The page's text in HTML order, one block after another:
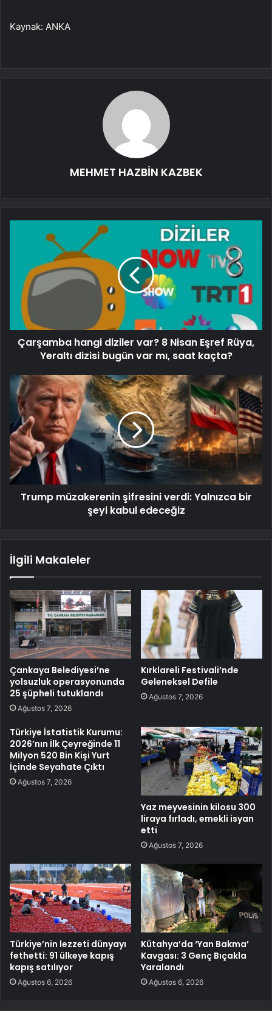
Kaynak: ANKA
MEHMET HAZBİN KAZBEK
Çarşamba hangi diziler var? 8 Nisan Eşref Rüya,
Yeraltı dizisi bugün var mı, saat kaçta?
Trump müzakerenin şifresini verdi: Yalnızca bir
şeyi kabul edeceğiz
İlgili Makaleler
Çankaya Belediyesi’ne
yolsuzluk operasyonunda
25 şüpheli tutuklandı
Ağustos 7, 2026
Kırklareli Festivali’nde
Geleneksel Defile
Ağustos 7, 2026
Türkiye İstatistik Kurumu:
2026’nın İlk Çeyreğinde 11
Milyon 520 Bin Kişi Yurt
İçinde Seyahate Çıktı
Ağustos 7, 2026
Yaz meyvesinin kilosu 300
liraya fırladı, emekli isyan
etti
Ağustos 7, 2026
Türkiye’nin lezzeti dünyayı
fethetti: 91 ülkeye kapış
kapış satılıyor
Ağustos 6, 2026
Kütahya’da ‘Yan Bakma’
Kavgası: 3 Genç Bıçakla
Yaralandı
Ağustos 6, 2026